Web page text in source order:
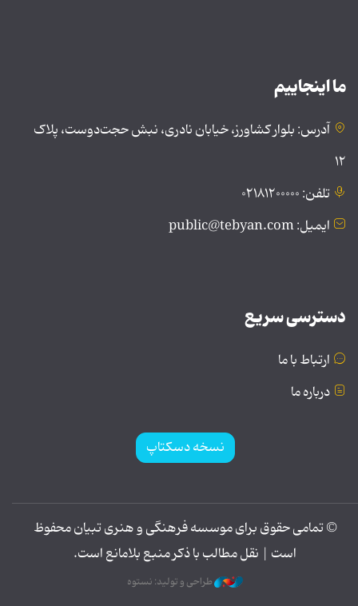
ما اینجاییم
آدرس: بلوار کشاورز، خیابان نادری، نبش حجت‌دوست، پلاک
۱۲
تلفن: ۰۲۱۸۱۲۰۰۰۰۰
ایمیل: public@tebyan.com
دسترسی سریع
ارتباط با ما
درباره ما
نسخه دسکتاپ
© تمامی حقوق برای موسسه فرهنگی و هنری تبیان محفوظ
است | نقل مطالب با ذکر منبع بلامانع است.
طراحی و تولید: نستوه